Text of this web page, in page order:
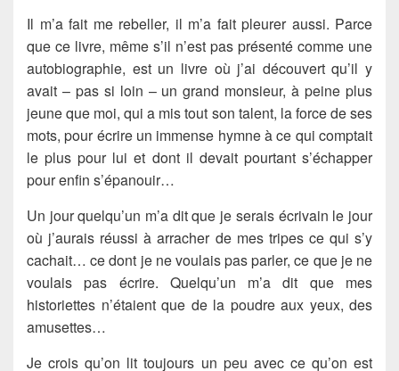
Il m’a fait me rebeller, il m’a fait pleurer aussi. Parce
que ce livre, même s’il n’est pas présenté comme une
autobiographie, est un livre où j’ai découvert qu’il y
avait – pas si loin – un grand monsieur, à peine plus
jeune que moi, qui a mis tout son talent, la force de ses
mots, pour écrire un immense hymne à ce qui comptait
le plus pour lui et dont il devait pourtant s’échapper
pour enfin s’épanouir…
Un jour quelqu’un m’a dit que je serais écrivain le jour
où j’aurais réussi à arracher de mes tripes ce qui s’y
cachait… ce dont je ne voulais pas parler, ce que je ne
voulais pas écrire. Quelqu’un m’a dit que mes
historiettes n’étaient que de la poudre aux yeux, des
amusettes…
Je crois qu’on lit toujours un peu avec ce qu’on est